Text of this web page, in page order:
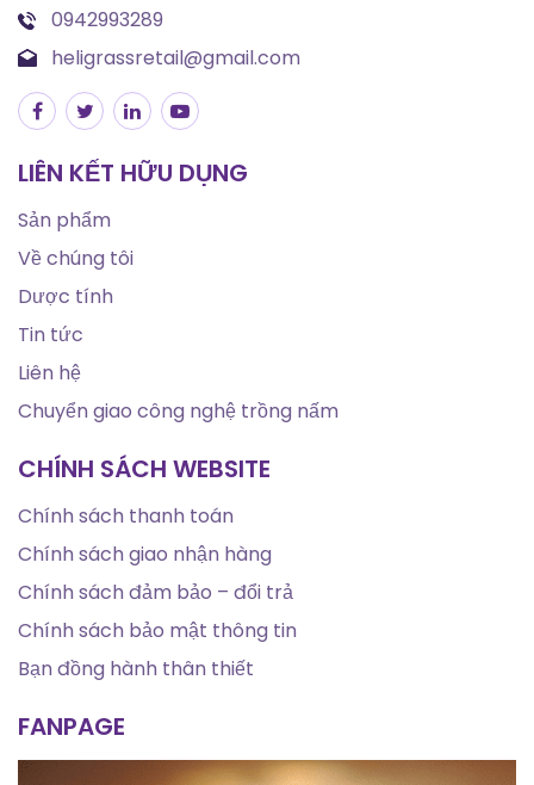
0942993289
heligrassretail@gmail.com
LIÊN KẾT HỮU DỤNG
Sản phẩm
Về chúng tôi
Dược tính
Tin tức
Liên hệ
Chuyển giao công nghệ trồng nấm
CHÍNH SÁCH WEBSITE
Chính sách thanh toán
Chính sách giao nhận hàng
Chính sách đảm bảo – đổi trả
Chính sách bảo mật thông tin
Bạn đồng hành thân thiết
FANPAGE